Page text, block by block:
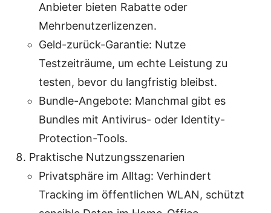
Anbieter bieten Rabatte oder
Mehrbenutzerlizenzen.
Geld-zurück-Garantie: Nutze
Testzeiträume, um echte Leistung zu
testen, bevor du langfristig bleibst.
Bundle-Angebote: Manchmal gibt es
Bundles mit Antivirus- oder Identity-
Protection-Tools.
Praktische Nutzungsszenarien
Privatsphäre im Alltag: Verhindert
Tracking im öffentlichen WLAN, schützt